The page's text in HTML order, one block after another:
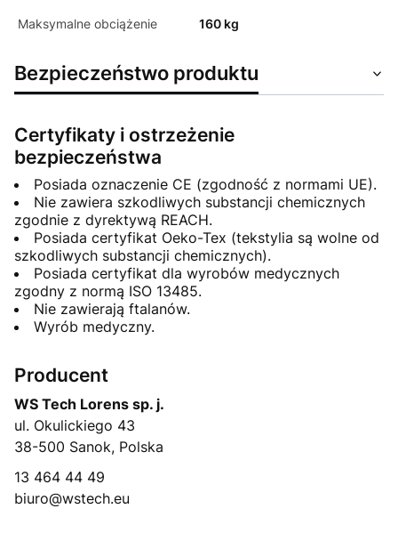
Maksymalne obciążenie 160 kg
Bezpieczeństwo produktu
Certyfikaty i ostrzeżenie
bezpieczeństwa
Posiada oznaczenie CE (zgodność z normami UE).
Nie zawiera szkodliwych substancji chemicznych
zgodnie z dyrektywą REACH.
Posiada certyfikat Oeko-Tex (tekstylia są wolne od
szkodliwych substancji chemicznych).
Posiada certyfikat dla wyrobów medycznych
zgodny z normą ISO 13485.
Nie zawierają ftalanów.
Wyrób medyczny.
Producent
WS Tech Lorens sp. j.
ul. Okulickiego 43
38-500 Sanok, Polska
13 464 44 49
biuro@wstech.eu